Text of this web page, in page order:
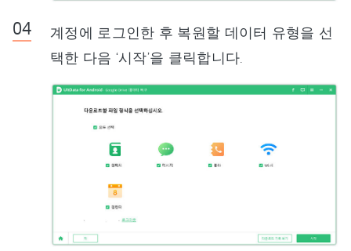
계정에 로그인한 후 복원할 데이터 유형을 선
택한 다음 ‘시작’을 클릭합니다.